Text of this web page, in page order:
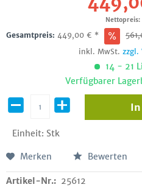
Nettopreis:
Gesamtpreis: 449,00 € *
inkl. MwSt. zzgl.
14 - 21
Verfügbarer
Einheit: Stk
Merken Bewerten
Artikel-Nr.: 25612